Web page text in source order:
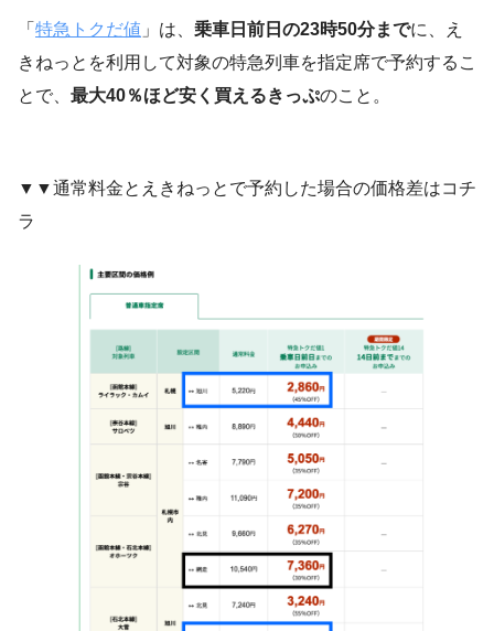
「 特急トクだ値 」は、 乗車日前日の23時50分までに、え
きねっとを利用して対象の特急列車を指定席で予約するこ
とで、 最大40％ほど安く買えるきっぷのこと。
▼▼通常料金とえきねっとで予約した場合の価格差はコチ
ラ